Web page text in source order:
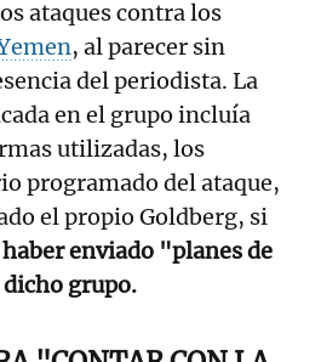
ataques contra los
, al parecer sin
del periodista. La
en el grupo incluía
utilizadas, los
programado del ataque,
el propio Goldberg, si
enviado "planes de
grupo.